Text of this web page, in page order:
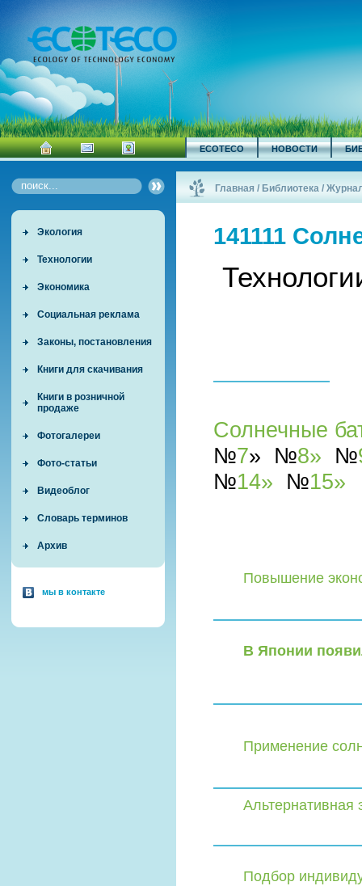
ECOTECO НОВОСТИ
Экология
Технологии
Экономика
Социальная реклама
Законы, постановления
Книги для скачивания
Книги в розничной
продаже
Фотогалереи
Фото-статьи
Видеоблог
Словарь терминов
Архив
мы в контакте
Главная / Библиотека /
141111
Солнечные
№7» №8» №
№14» №15»
Повышение
В Японии
Применение
Альтернативная
Подбор